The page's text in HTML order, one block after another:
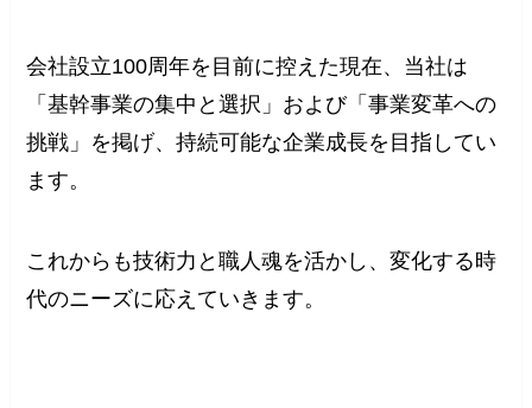
会社設立100周年を目前に控えた現在、当社は
「基幹事業の集中と選択」および「事業変革への
挑戦」を掲げ、持続可能な企業成長を目指してい
ます。
これからも技術力と職人魂を活かし、変化する時
代のニーズに応えていきます。